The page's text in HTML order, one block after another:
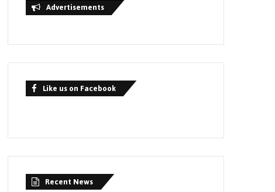
Advertisements
Like us on Facebook
Recent News